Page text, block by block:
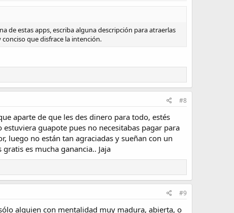
de estas apps, escriba alguna descripción para atraerlas
que disfrace la intención.
#8
aparte de que les des dinero para todo, estés
guapote pues no necesitabas pagar para
luego no están tan agraciadas y sueñan con un
es mucha ganancia.. Jaja
#9
alguien con mentalidad muy madura, abierta, o